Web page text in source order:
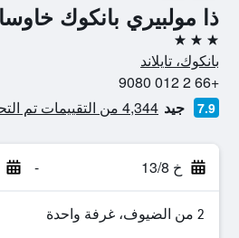
ذا مولبيري بانكوك
3 نجوم
بانكوك، تايلاند
+66 2 012 9080
7.9 جيد 4,344 من التقييمات تم التحقق منها
خ 13/8 -
2 من الضيوف، غرفة واحدة